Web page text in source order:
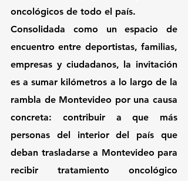
oncológicos de todo el país.
Consolidada como un espacio de
encuentro entre deportistas, familias,
empresas y ciudadanos, la invitación
es a sumar kilómetros a lo largo de la
rambla de Montevideo por una causa
concreta: contribuir a que más
personas del interior del país que
deban trasladarse a Montevideo para
recibir tratamiento oncológico